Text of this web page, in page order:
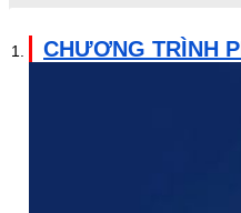
CHƯƠNG TRÌNH